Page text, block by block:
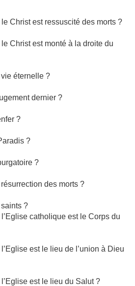
Christ est ressuscité des morts ?
Christ est monté à la droite du
éternelle ?
dernier ?
?
?
?
des morts ?
?
catholique est le Corps du
est le lieu de l’union à Dieu
est le lieu du Salut ?